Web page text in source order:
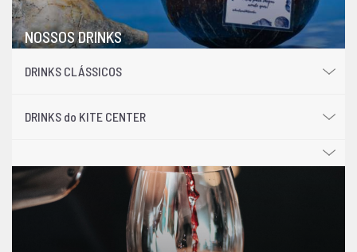
NOSSOS DRINKS
DRINKS CLÁSSICOS
DRINKS do KITE CENTER